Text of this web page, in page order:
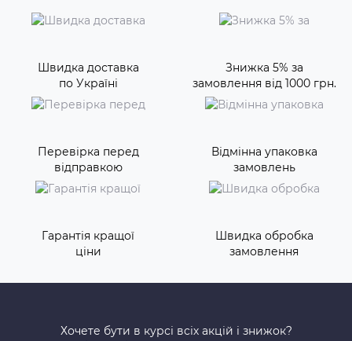
Швидка доставка
по Україні
Знижка 5% за
замовлення від 1000 грн.
Перевірка перед
відправкою
Відмінна упаковка
замовлень
Гарантія кращої
ціни
Швидка обробка
замовлення
Хочете бути в курсі всіх акцій і знижок?